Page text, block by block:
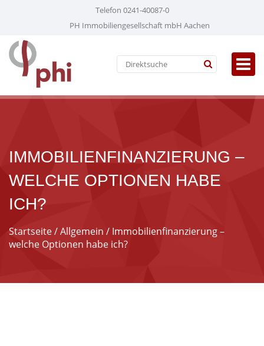
Telefon 0241-40087-0
PH Immobiliengesellschaft mbH Aachen
IMMOBILIENFINANZIERUNG –
WELCHE OPTIONEN HABE
ICH?
Startseite/Allgemein / Immobilienfinanzierung –
welche Optionen habe ich?